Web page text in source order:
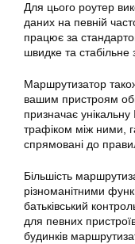
Для цього роутер
даних на певній
працює за
швидке та стабільне
Маршрутизатор
вашим пристроям
призначає
трафіком між ними,
спрямовані до
Більшість
різноманітними
батьківський
для певних
будинків